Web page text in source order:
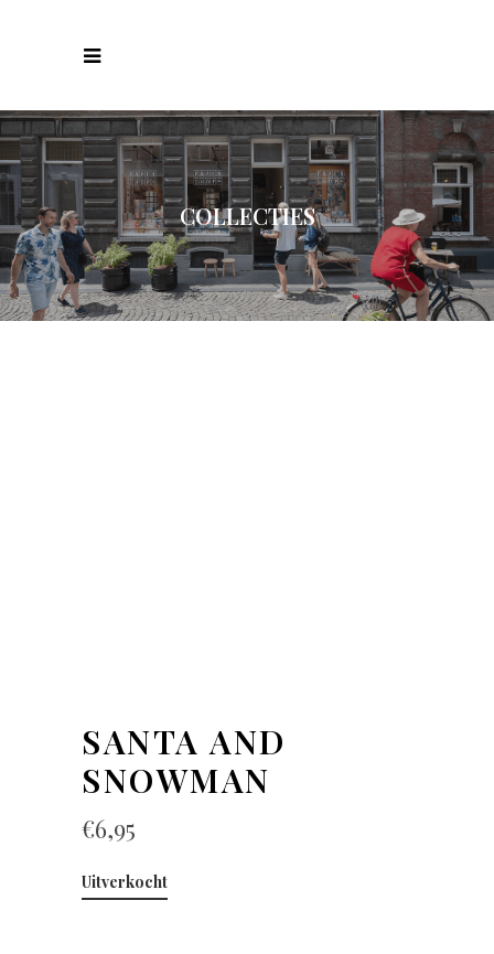
COLLECTIES
SANTA AND
SNOWMAN
€6,95
Uitverkocht